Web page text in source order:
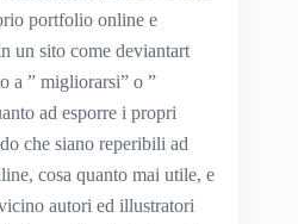
portfolio online e
un sito come deviantart
a ” migliorarsi” o ”
ad esporre i propri
che siano reperibili ad
cosa quanto mai utile, e
autori ed illustratori